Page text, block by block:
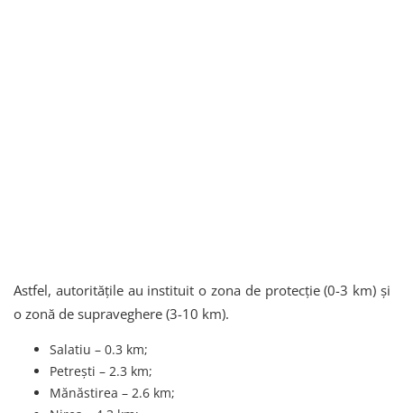
Astfel, autoritățile au instituit o zona de protecție (0-3 km) și
o zonă de supraveghere (3-10 km).
Salatiu – 0.3 km;
Petrești – 2.3 km;
Mănăstirea – 2.6 km;